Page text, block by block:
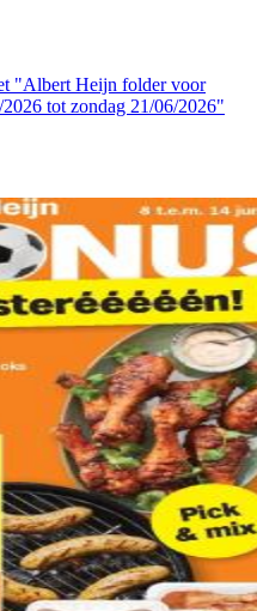
"Albert Heijn folder voor
tot zondag 21/06/2026"